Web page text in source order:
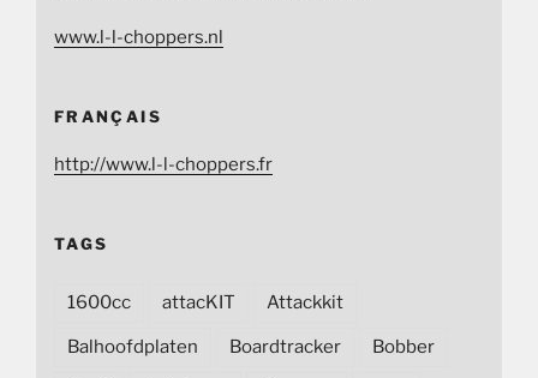
www.l-l-choppers.nl
FRANÇAIS
http://www.l-l-choppers.fr
TAGS
1600cc attacKIT Attackkit
Balhoofdplaten Boardtracker Bobber